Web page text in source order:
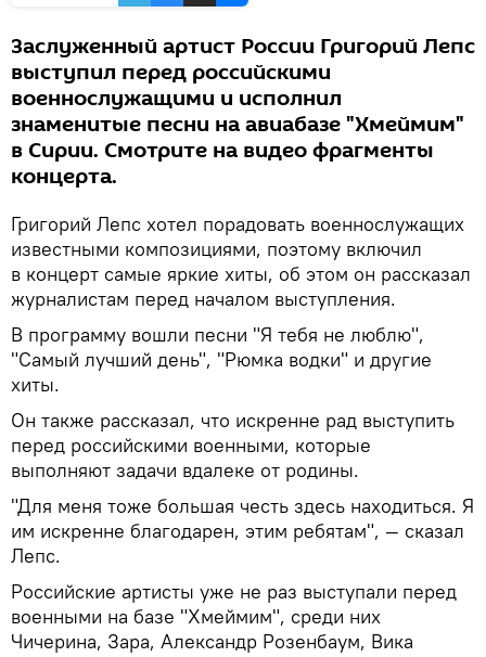
Заслуженный артист России Григорий Лепс
выступил перед российскими
военнослужащими и исполнил
знаменитые песни на авиабазе "Хмеймим"
в Сирии. Смотрите на видео фрагменты
концерта.
Григорий Лепс хотел порадовать военнослужащих
известными композициями, поэтому включил
в концерт самые яркие хиты, об этом он рассказал
журналистам перед началом выступления.
В программу вошли песни "Я тебя не люблю",
"Самый лучший день", "Рюмка водки" и другие
хиты.
Он также рассказал, что искренне рад выступить
перед российскими военными, которые
выполняют задачи вдалеке от родины.
"Для меня тоже большая честь здесь находиться. Я
им искренне благодарен, этим ребятам", — сказал
Лепс.
Российские артисты уже не раз выступали перед
военными на базе "Хмеймим", среди них
Чичерина, Зара, Александр Розенбаум, Вика